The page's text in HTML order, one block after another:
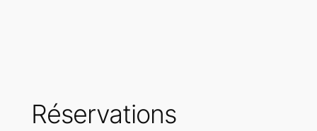
Réservations